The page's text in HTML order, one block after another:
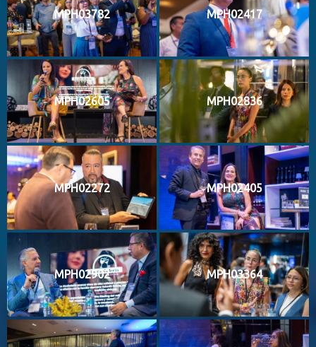
MPH03782 MPH02417
MPH02605 MPH02836
MPH02272 MPH02405
MPH02902 MPH03364